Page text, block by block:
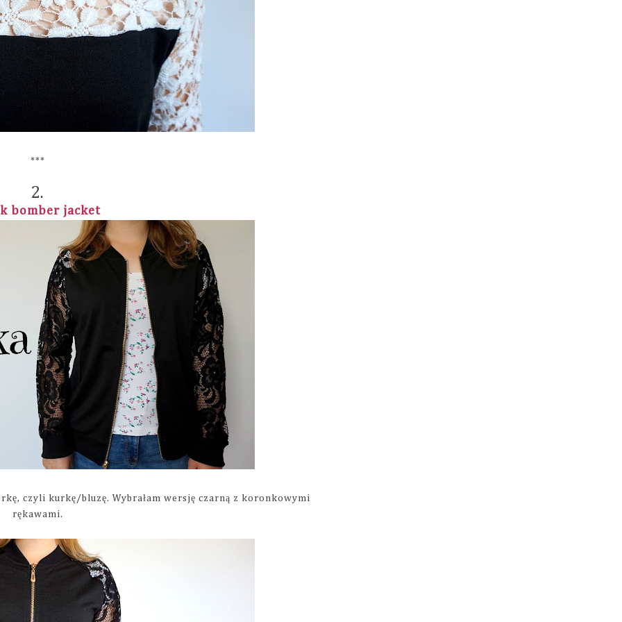
***
2.
bomber jacket
czyli kurkę/bluzę. Wybrałam wersję czarną z koronkowymi
rękawami.